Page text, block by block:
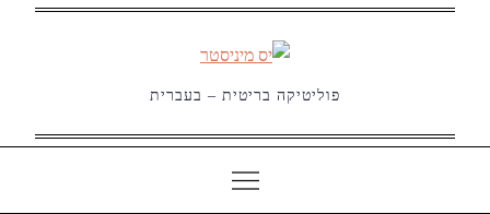
פוליטיקה בריטית – בעברית